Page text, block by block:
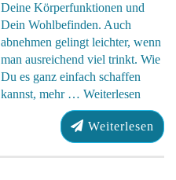
Deine Körperfunktionen und
Dein Wohlbefinden. Auch
abnehmen gelingt leichter, wenn
man ausreichend viel trinkt. Wie
Du es ganz einfach schaffen
kannst, mehr … Weiterlesen
Weiterlesen